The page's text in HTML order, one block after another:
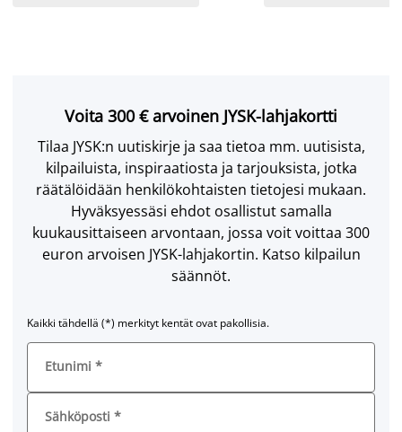
Voita 300 € arvoinen JYSK-lahjakortti
Tilaa JYSK:n uutiskirje ja saa tietoa mm. uutisista,
kilpailuista, inspiraatiosta ja tarjouksista, jotka
räätälöidään henkilökohtaisten tietojesi mukaan.
Hyväksyessäsi ehdot osallistut samalla
kuukausittaiseen arvontaan, jossa voit voittaa 300
euron arvoisen JYSK-lahjakortin. Katso kilpailun
säännöt.
Kaikki tähdellä (*) merkityt kentät ovat pakollisia.
Etunimi *
Sähköposti *